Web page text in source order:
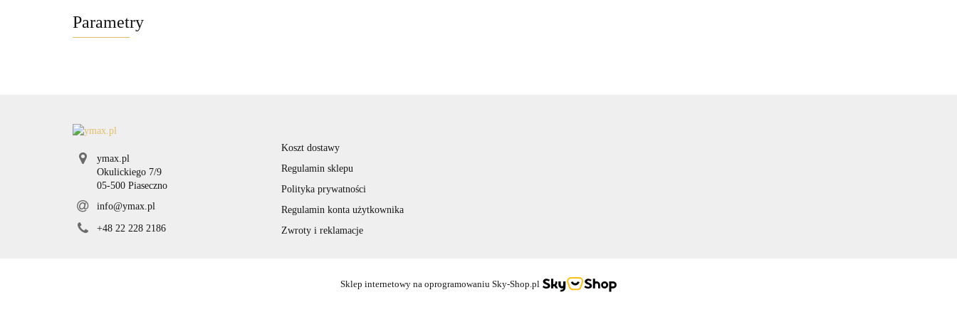
Parametry
ymax.pl
Okulickiego 7/9
05-500 Piaseczno
info@ymax.pl
+48 22 228 2186
Koszt dostawy
Regulamin sklepu
Polityka prywatności
Regulamin konta użytkownika
Zwroty i reklamacje
Sklep internetowy na oprogramowaniu Sky-Shop.pl